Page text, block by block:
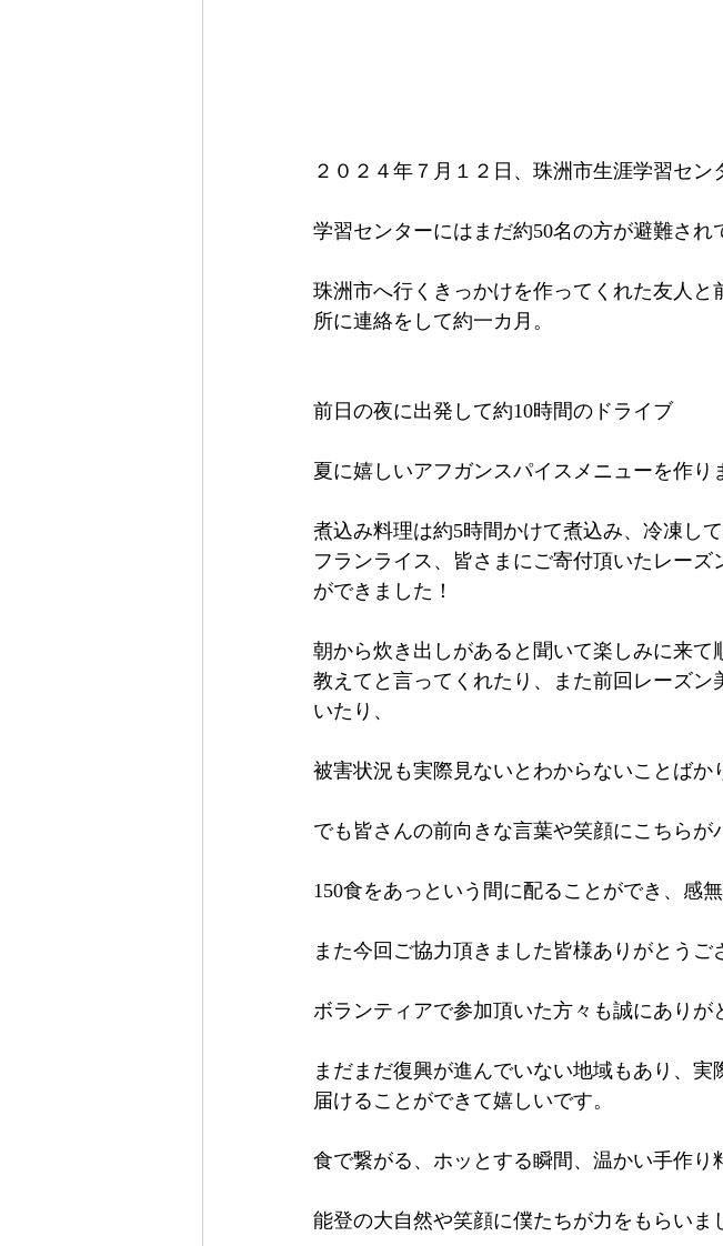
２０２４年７月１２日、珠洲市生涯学習セン
学習センターにはまだ約50名の方が避難され
珠洲市へ行くきっかけを作ってくれた友人
所に連絡をして約一カ月。
前日の夜に出発して約10時間のドライブ
夏に嬉しいアフガンスパイスメニューを作り
煮込み料理は約5時間かけて煮込み、冷凍し
フランライス、皆さまにご寄付頂いたレー
ができました！
朝から炊き出しがあると聞いて楽しみに来
教えてと言ってくれたり、また前回レーズ
いたり、
被害状況も実際見ないとわからないことばか
でも皆さんの前向きな言葉や笑顔にこちらが
150食をあっという間に配ることができ、感無
また今回ご協力頂きました皆様ありがとうご
ボランティアで参加頂いた方々も誠にありが
まだまだ復興が進んでいない地域もあり、
届けることができて嬉しいです。
食で繋がる、ホッとする瞬間、温かい手作り
能登の大自然や笑顔に僕たちが力をもらいま